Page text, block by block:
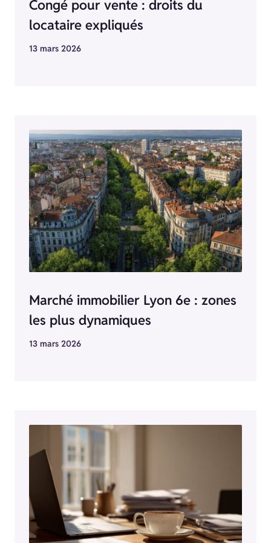
Congé pour vente : droits du
locataire expliqués
13 mars 2026
Marché immobilier Lyon 6e : zones
les plus dynamiques
13 mars 2026